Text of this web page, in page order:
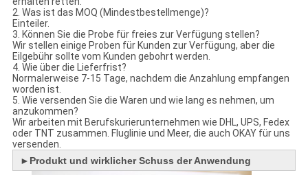
2. Was ist das MOQ (Mindestbestellmenge)?
Einteiler.
3. Können Sie die Probe für freies zur Verfügung stellen?
Wir stellen einige Proben für Kunden zur Verfügung, aber die
Eilgebühr sollte vom Kunden gebohrt werden.
4. Wie über die Lieferfrist?
Normalerweise 7-15 Tage, nachdem die Anzahlung empfangen
worden ist.
5. Wie versenden Sie die Waren und wie lang es nehmen, um
anzukommen?
Wir arbeiten mit Berufskurierunternehmen wie DHL, UPS, Fedex
oder TNT zusammen. Fluglinie und Meer, die auch OKAY für uns
versenden.
► Produkt und wirklicher Schuss der Anwendung